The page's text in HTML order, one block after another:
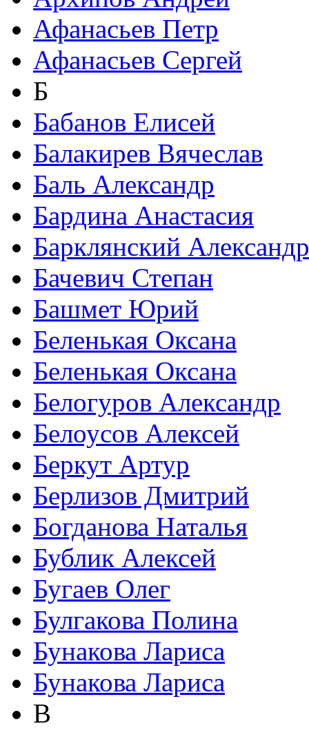
Афанасьев Петр
Афанасьев Сергей
Б
Бабанов Елисей
Балакирев Вячеслав
Баль Александр
Бардина Анастасия
Барклянский Александр
Бачевич Степан
Башмет Юрий
Беленькая Оксана
Беленькая Оксана
Белогуров Александр
Белоусов Алексей
Беркут Артур
Берлизов Дмитрий
Богданова Наталья
Бублик Алексей
Бугаев Олег
Булгакова Полина
Бунакова Лариса
Бунакова Лариса
В